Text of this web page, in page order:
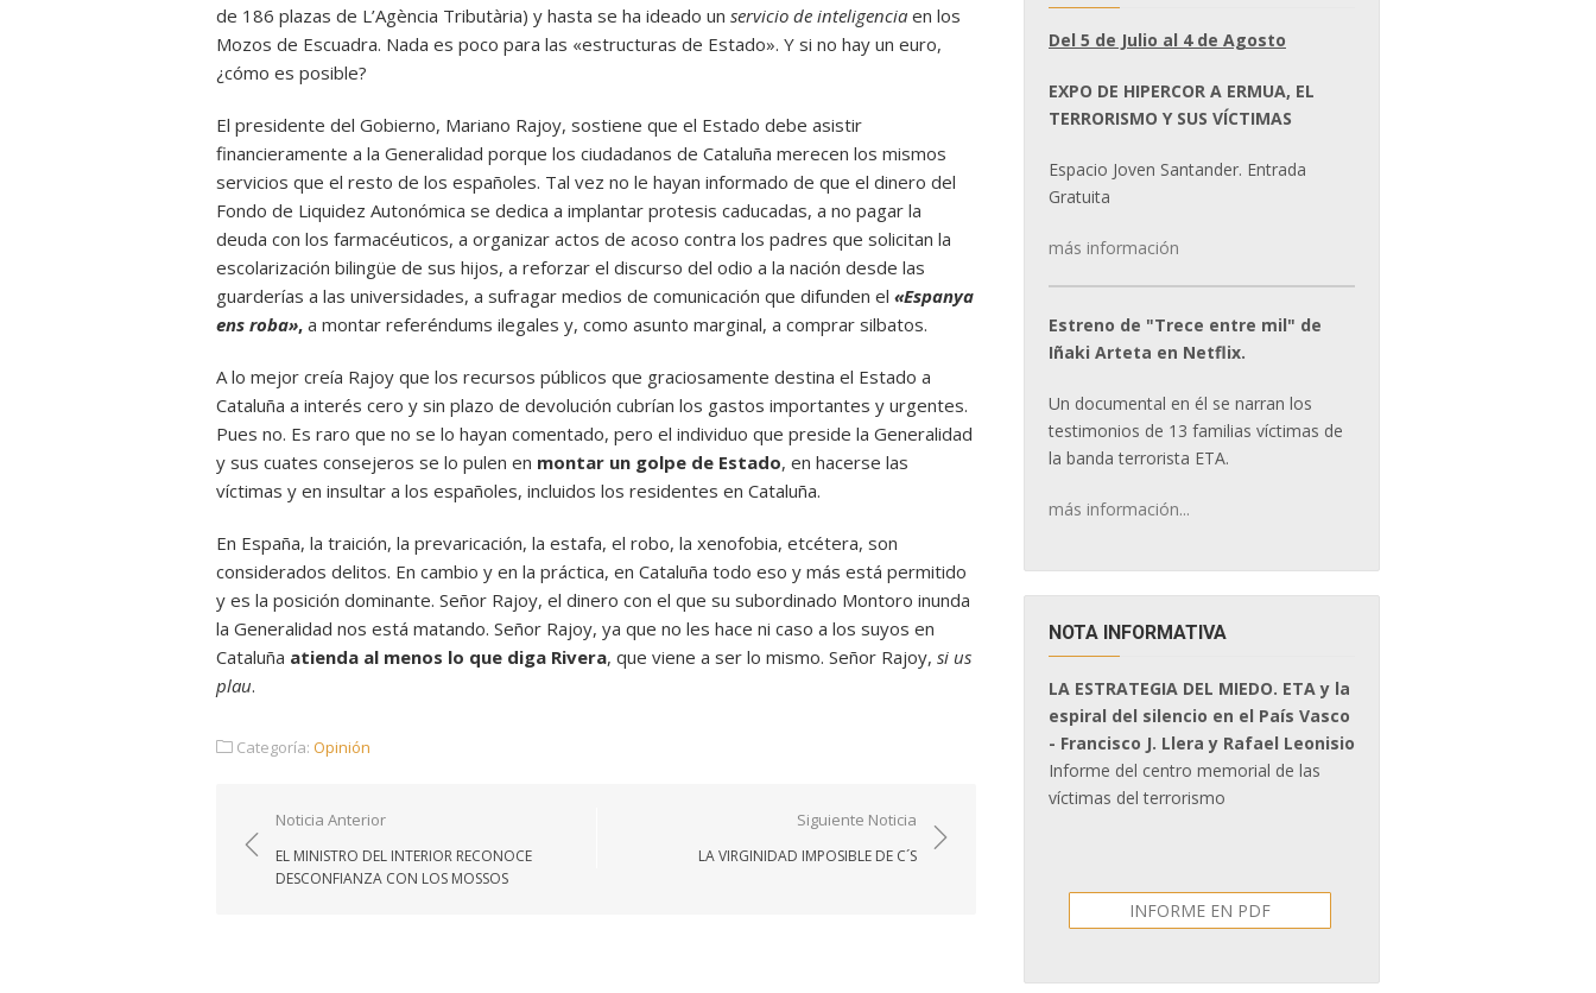
de 186 plazas de L’Agència Tributària) y hasta se ha ideado un servicio de inteligencia en los
Mozos de Escuadra. Nada es poco para las «estructuras de Estado». Y si no hay un euro,
¿cómo es posible?
El presidente del Gobierno, Mariano Rajoy, sostiene que el Estado debe asistir
financieramente a la Generalidad porque los ciudadanos de Cataluña merecen los mismos
servicios que el resto de los españoles. Tal vez no le hayan informado de que el dinero del
Fondo de Liquidez Autonómica se dedica a implantar protesis caducadas, a no pagar la
deuda con los farmacéuticos, a organizar actos de acoso contra los padres que solicitan la
escolarización bilingüe de sus hijos, a reforzar el discurso del odio a la nación desde las
guarderías a las universidades, a sufragar medios de comunicación que difunden el «Espanya
ens roba», a montar referéndums ilegales y, como asunto marginal, a comprar silbatos.
A lo mejor creía Rajoy que los recursos públicos que graciosamente destina el Estado a
Cataluña a interés cero y sin plazo de devolución cubrían los gastos importantes y urgentes.
Pues no. Es raro que no se lo hayan comentado, pero el individuo que preside la Generalidad
y sus cuates consejeros se lo pulen en montar un golpe de Estado, en hacerse las
víctimas y en insultar a los españoles, incluidos los residentes en Cataluña.
En España, la traición, la prevaricación, la estafa, el robo, la xenofobia, etcétera, son
considerados delitos. En cambio y en la práctica, en Cataluña todo eso y más está permitido
y es la posición dominante. Señor Rajoy, el dinero con el que su subordinado Montoro inunda
la Generalidad nos está matando. Señor Rajoy, ya que no les hace ni caso a los suyos en
Cataluña atienda al menos lo que diga Rivera, que viene a ser lo mismo. Señor Rajoy, si us
plau.
Categoría: Opinión
Navegación
de
entradas
Noticia Anterior
EL MINISTRO DEL INTERIOR RECONOCE
DESCONFIANZA CON LOS MOSSOS
Siguiente Noticia
LA VIRGINIDAD IMPOSIBLE DE C´S
Del 5 de Julio al 4 de Agosto
EXPO DE HIPERCOR A ERMUA, EL
TERRORISMO Y SUS VÍCTIMAS
Espacio Joven Santander. Entrada
Gratuita
más información
Estreno de "Trece entre mil" de
Iñaki Arteta en Netflix.
Un documental en él se narran los
testimonios de 13 familias víctimas de
la banda terrorista ETA.
más información...
NOTA INFORMATIVA
LA ESTRATEGIA DEL MIEDO. ETA y la
espiral del silencio en el País Vasco
- Francisco J. Llera y Rafael Leonisio
Informe del centro memorial de las
víctimas del terrorismo
INFORME EN PDF